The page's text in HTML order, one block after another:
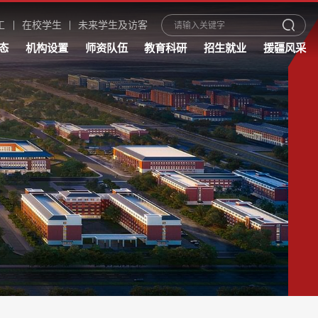
在校学生 未来学生及访客
机构设置 师资队伍 教育科研 招生就业 援疆风采